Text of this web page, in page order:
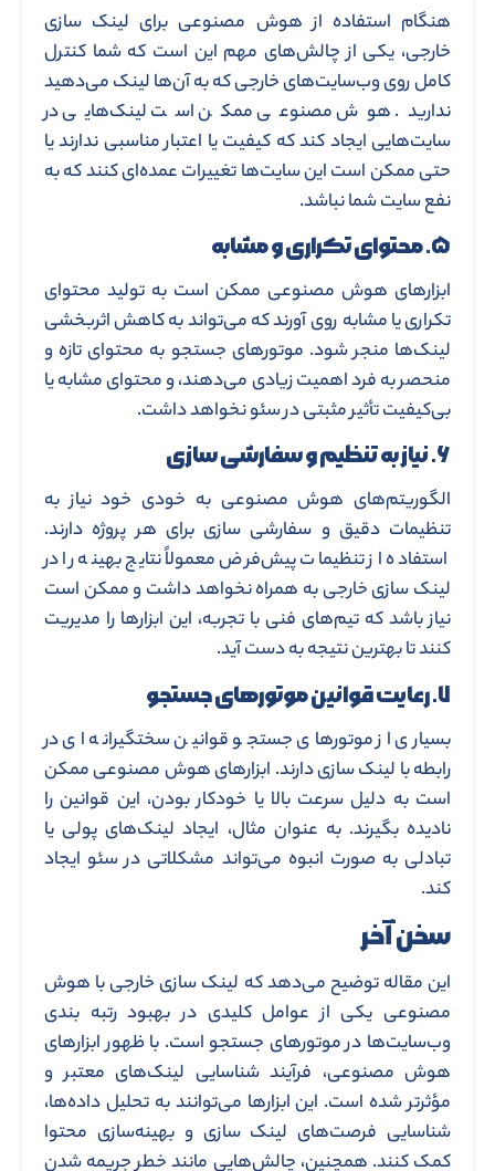
هنگام استفاده از هوش مصنوعی برای لینک‌ سازی
خارجی، یکی از چالش‌های مهم این است که شما کنترل
کامل روی وب‌سایت‌های خارجی که به آن‌ها لینک می‌دهید
ندارید. هوش مصنوعی ممکن است لینک‌هایی در
سایت‌هایی ایجاد کند که کیفیت یا اعتبار مناسبی ندارند یا
حتی ممکن است این سایت‌ها تغییرات عمده‌ای کنند که به
نفع سایت شما نباشد.
۵. محتوای تکراری و مشابه
ابزارهای هوش مصنوعی ممکن است به تولید محتوای
تکراری یا مشابه روی آورند که می‌تواند به کاهش اثربخشی
لینک‌ها منجر شود. موتورهای جستجو به محتوای تازه و
منحصر به فرد اهمیت زیادی می‌دهند، و محتوای مشابه یا
بی‌کیفیت تأثیر مثبتی در سئو نخواهد داشت.
۶. نیاز به تنظیم و سفارشی‌ سازی
الگوریتم‌های هوش مصنوعی به خودی خود نیاز به
تنظیمات دقیق و سفارشی‌ سازی برای هر پروژه دارند.
استفاده از تنظیمات پیش‌فرض معمولاً نتایج بهینه را در
لینک ‌سازی خارجی به همراه نخواهد داشت و ممکن است
نیاز باشد که تیم‌های فنی با تجربه، این ابزارها را مدیریت
کنند تا بهترین نتیجه به دست آید.
۷. رعایت قوانین موتورهای جستجو
بسیاری از موتورهای جستجو قوانین سختگیرانه ‌ای در
رابطه با لینک ‌سازی دارند. ابزارهای هوش مصنوعی ممکن
است به دلیل سرعت بالا یا خودکار بودن، این قوانین را
نادیده بگیرند. به عنوان مثال، ایجاد لینک‌های پولی یا
تبادلی به صورت انبوه می‌تواند مشکلاتی در سئو ایجاد
کند.
سخن آخر
این مقاله توضیح می‌دهد که لینک ‌سازی خارجی با هوش
مصنوعی یکی از عوامل کلیدی در بهبود رتبه‌ بندی
وب‌سایت‌ها در موتورهای جستجو است. با ظهور ابزارهای
هوش مصنوعی، فرآیند شناسایی لینک‌های معتبر و
مؤثرتر شده است. این ابزارها می‌توانند به تحلیل داده‌ها،
شناسایی فرصت‌های لینک ‌سازی و بهینه‌سازی محتوا
کمک کنند. همچنین، چالش‌هایی مانند خطر جریمه شدن